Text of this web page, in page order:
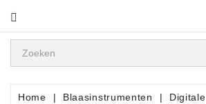
CATEGORIE
Home Blaasinstrumenten
Digitale